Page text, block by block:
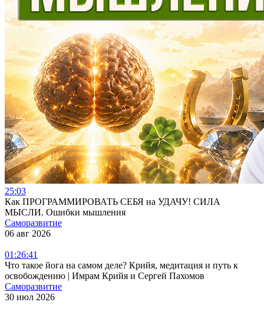
25:03
Как ПРОГРАММИРОВАТЬ СЕБЯ на УДАЧУ! СИЛА
МЫСЛИ. Ошибки мышления
Саморазвитие
06 авг 2026
01:26:41
Что такое йога на самом деле? Крийя, медитация и путь к
освобождению | Имрам Крийя и Сергей Пахомов
Саморазвитие
30 июл 2026